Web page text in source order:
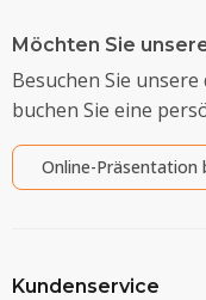
Möchten Sie
Besuchen Sie
buchen Sie eine
Online-Präsentation
Kundenservice